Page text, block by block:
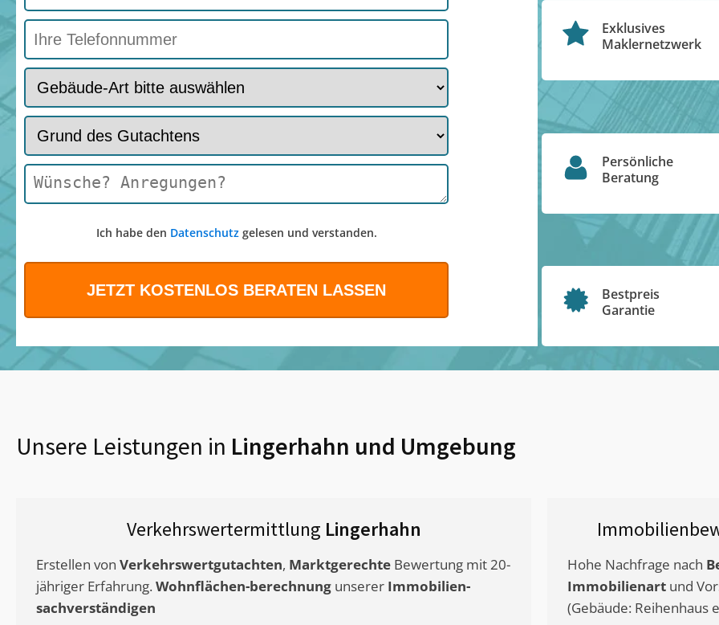
Ich habe den Datenschutzgelesen und verstanden.
Exklusives
Maklernetzwerk
Persönliche
Beratung
Bestpreis
Garantie
Unsere Leistungen in Lingerhahn und Umgebung
Verkehrswertermittlung Lingerhahn
Erstellen von Verkehrswertgutachten, Marktgerechte Bewertung mit 20-
jähriger Erfahrung. Wohnflächen-berechnung unserer Immobilien-
sachverständigen
Hohe Nachfrage nach
Immobilienart und
(Gebäude: Reihenhaus